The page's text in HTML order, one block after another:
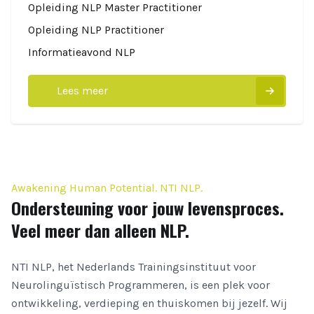
Opleiding NLP Master Practitioner
Opleiding NLP Practitioner
Informatieavond NLP
Lees meer
Awakening Human Potential. NTI NLP.
Ondersteuning voor jouw levensproces.
Veel meer dan alleen NLP.
NTI NLP, het Nederlands Trainingsinstituut voor
Neurolinguïstisch Programmeren, is een plek voor
ontwikkeling, verdieping en thuiskomen bij jezelf. Wij